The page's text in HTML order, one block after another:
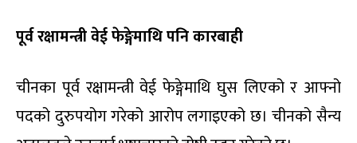
पूर्व रक्षामन्त्री वेई फेङ्गेमाथि पनि कारबाही
चीनका पूर्व रक्षामन्त्री वेई फेङ्गेमाथि घुस लिएको र आफ्नो
पदको दुरुपयोग गरेको आरोप लगाइएको छ। चीनको सैन्य